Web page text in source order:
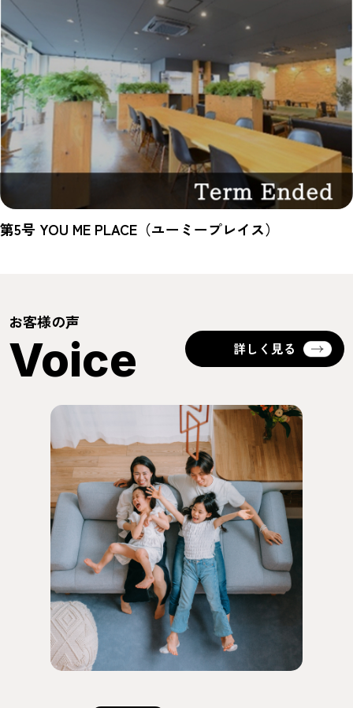
第5号 YOU ME PLACE（ユーミープレイス）
お客様の声
Voice 詳しく見る